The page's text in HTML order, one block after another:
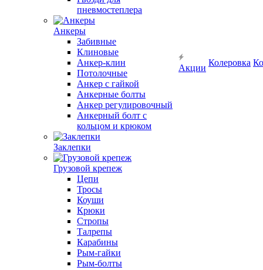
пневмостеплера
Анкеры
Забивные
Клиновые
Анкер-клин
Потолочные
Анкер с гайкой
Анкерные болты
Анкер регулировочный
Анкерный болт с
кольцом и крюком
Заклепки
Грузовой крепеж
Цепи
Тросы
Коуши
Крюки
Стропы
Талрепы
Карабины
Рым-гайки
Рым-болты
Акции
Колеровка